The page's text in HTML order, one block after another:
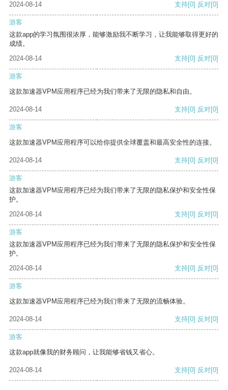
2024-08-14 支持[0] 反对[0]
游客
这款app的学习氛围很浓厚，能够激励我不断学习，让我能够取得更好的
成绩。
2024-08-14
支持[0] 反对[0]
游客
这款加速器VPM应用程序已经为我们带来了无限的隐私和自由。
2024-08-14 支持[0] 反对[0]
游客
这款加速器VPM应用程序可以给你提供全球覆盖和最高安全性的连接。
2024-08-14 支持[0] 反对[0]
游客
这款加速器VPM应用程序已经为我们带来了无限的隐私保护和安全性保
护。
2024-08-14
支持[0] 反对[0]
游客
这款加速器VPM应用程序已经为我们带来了无限的隐私保护和安全性保
护。
2024-08-14
支持[0] 反对[0]
游客
这款加速器VPM应用程序已经为我们带来了无限的流畅体验。
2024-08-14 支持[0] 反对[0]
游客
这款app就像我的财务顾问，让我能够省钱又省心。
2024-08-14 支持[0] 反对[0]